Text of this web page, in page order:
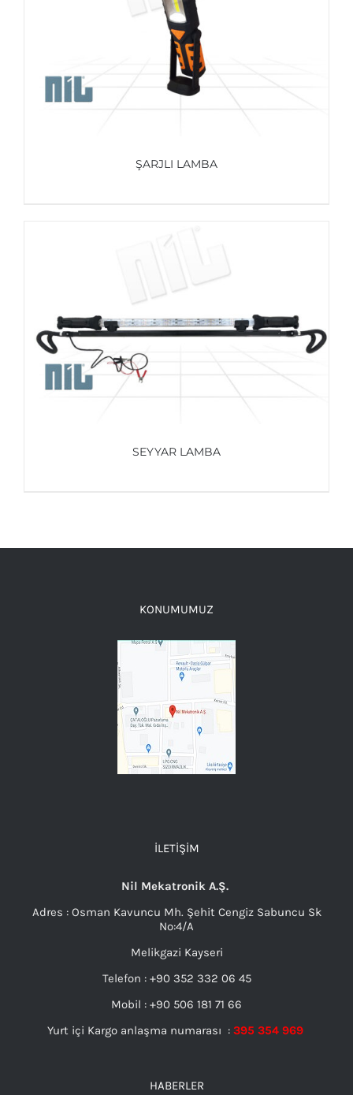
AYRINTILAR
ŞARJLI LAMBA
SEYYAR LAMBA
KONUMUMUZ
İLETIŞIM
Nil Mekatronik A.Ş.
Adres : Osman Kavuncu Mh. Şehit Cengiz Sabuncu Sk
No:4/A
Melikgazi Kayseri
Telefon : +90 352 332 06 45
Mobil : +90 506 181 71 66
Yurt içi Kargo anlaşma numarası : 395 354 969
HABERLER